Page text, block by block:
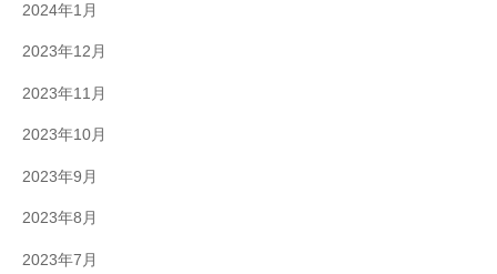
2024年1月
2023年12月
2023年11月
2023年10月
2023年9月
2023年8月
2023年7月